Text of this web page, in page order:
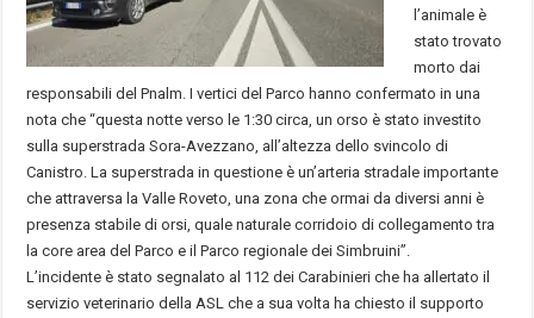
l’animale è
stato trovato
morto dai
responsabili del Pnalm. I vertici del Parco hanno confermato in una
nota che “questa notte verso le 1:30 circa, un orso è stato investito
sulla superstrada Sora-Avezzano, all’altezza dello svincolo di
Canistro. La superstrada in questione è un’arteria stradale importante
che attraversa la Valle Roveto, una zona che ormai da diversi anni è
presenza stabile di orsi, quale naturale corridoio di collegamento tra
la core area del Parco e il Parco regionale dei Simbruini”.
L’incidente è stato segnalato al 112 dei Carabinieri che ha allertato il
servizio veterinario della ASL che a sua volta ha chiesto il supporto